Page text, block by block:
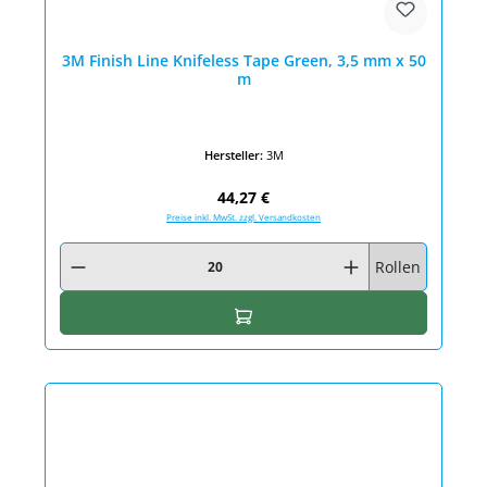
3M Finish Line Knifeless Tape Green, 3,5 mm x 50
m
Hersteller: 3M
Regulärer Preis:
44,27 €
Preise inkl. MwSt. zzgl. Versandkosten
Produkt Anzahl: Gib den gewünschten Wert ein oder benutze die
Rollen
In den Warenkorb